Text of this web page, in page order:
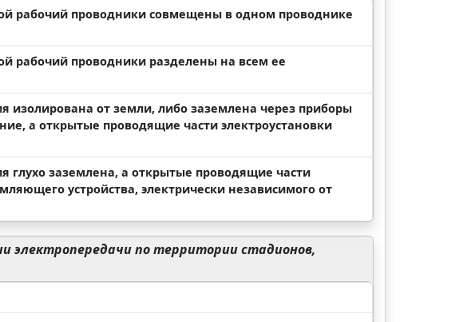
рабочий проводники совмещены в одном проводнике
рабочий проводники разделены на всем ее
изолирована от земли, либо заземлена через приборы
а открытые проводящие части электроустановки
глухо заземлена, а открытые проводящие части
устройства, электрически независимого от
электропередачи по территории стадионов,